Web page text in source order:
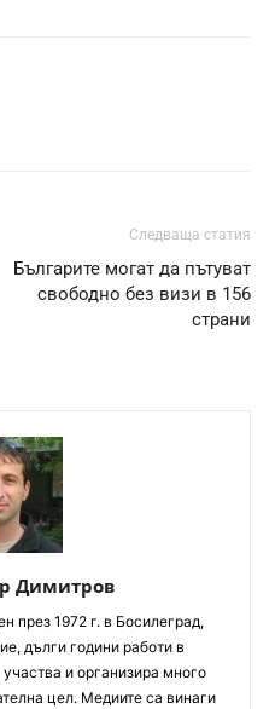
Следваща статия
Българите могат да пътуват
свободно без визи в 156
страни
Димитров
през 1972 г. в Босилеград,
дълги години работи в
и организира много
цел. Медиите са винаги